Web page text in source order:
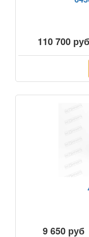
110 700 руб
9 650 руб